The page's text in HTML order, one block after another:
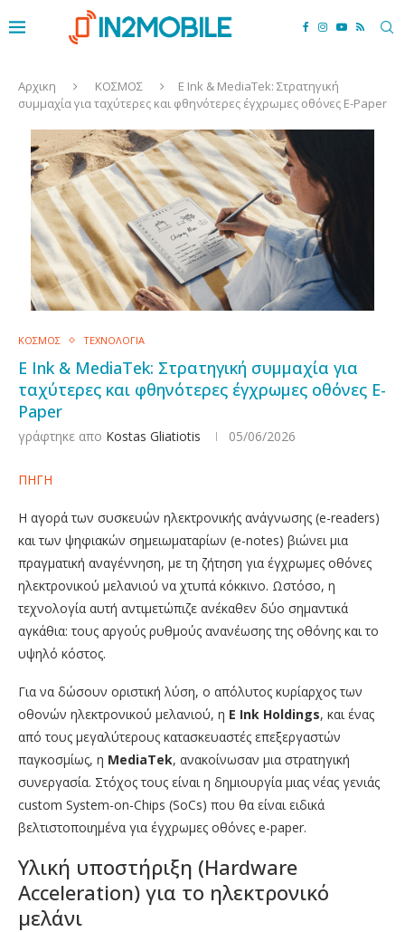
Αρχικη ΚΟΣΜΟΣ
E Ink & MediaTek: Στρατηγική
συμμαχία για ταχύτερες και φθηνότερες έγχρωμες οθόνες E-Paper
ΚΟΣΜΟΣ ΤΕΧΝΟΛΟΓΙΑ
E Ink & MediaTek: Στρατηγική συμμαχία για
ταχύτερες και φθηνότερες έγχρωμες οθόνες E-
Paper
γράφτηκε απο Kostas Gliatiotis 05/06/2026
ΠΗΓΗ
Η αγορά των συσκευών ηλεκτρονικής ανάγνωσης (e-readers)
και των ψηφιακών σημειωματαρίων (e-notes) βιώνει μια
πραγματική αναγέννηση, με τη ζήτηση για έγχρωμες οθόνες
ηλεκτρονικού μελανιού να χτυπά κόκκινο. Ωστόσο, η
τεχνολογία αυτή αντιμετώπιζε ανέκαθεν δύο σημαντικά
αγκάθια: τους αργούς ρυθμούς ανανέωσης της οθόνης και το
υψηλό κόστος.
Για να δώσουν οριστική λύση, ο απόλυτος κυρίαρχος των
οθονών ηλεκτρονικού μελανιού, η E Ink Holdings, και ένας
από τους μεγαλύτερους κατασκευαστές επεξεργαστών
παγκοσμίως, η MediaTek, ανακοίνωσαν μια στρατηγική
συνεργασία. Στόχος τους είναι η δημιουργία μιας νέας γενιάς
custom System-on-Chips (SoCs) που θα είναι ειδικά
βελτιστοποιημένα για έγχρωμες οθόνες e-paper.
Υλική υποστήριξη (Hardware
Acceleration) για το ηλεκτρονικό
μελάνι